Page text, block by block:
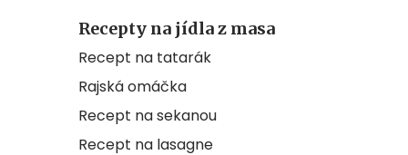
Recepty na jídla z masa
Recept na tatarák
Rajská omáčka
Recept na sekanou
Recept na lasagne